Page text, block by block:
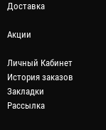
Доставка
Акции
Личный Кабинет
История заказов
Закладки
Рассылка